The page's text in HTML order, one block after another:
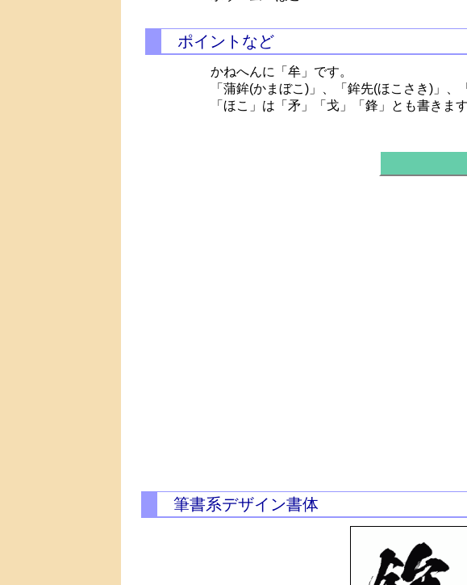
ポイントなど
かねへんに「牟」です。
「蒲鉾(かまぼこ)」、「鉾先(ほこさき)」、
「ほこ」は「矛」「戈」「鋒」とも書きます
筆書系デザイン書体